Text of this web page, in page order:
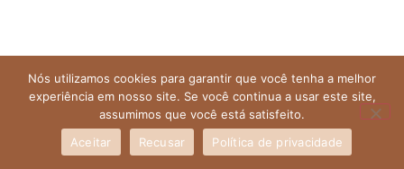
Nós utilizamos cookies para garantir que você tenha a melhor
experiência em nosso site. Se você continua a usar este site,
assumimos que você está satisfeito.
Aceitar
Recusar Política de privacidade